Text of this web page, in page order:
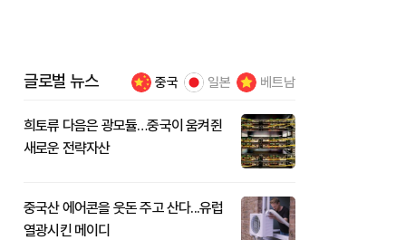
글로벌 뉴스 중국 일본 베트남
희토류 다음은 광모듈…중국이 움켜쥔
새로운 전략자산
중국산 에어콘을 웃돈 주고 산다...유럽
열광시킨 메이디